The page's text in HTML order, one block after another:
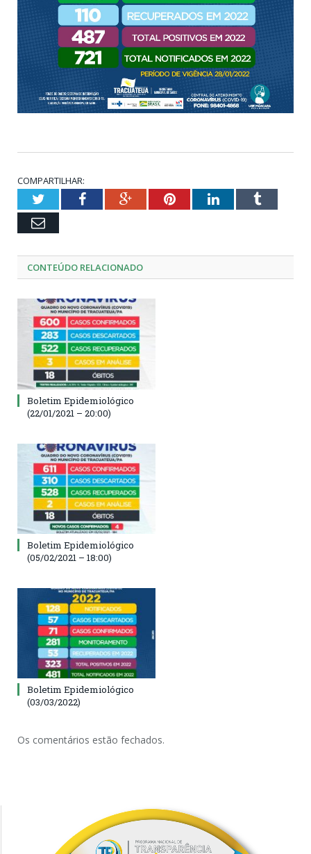
COMPARTILHAR:
TwitterFacebookGoogle+PinterestLinkedInTumblr
Email
CONTEÚDO RELACIONADO
Boletim Epidemiológico
(22/01/2021 – 20:00)
Boletim Epidemiológico
(05/02/2021 – 18:00)
Boletim Epidemiológico
(03/03/2022)
Os comentários estão fechados.